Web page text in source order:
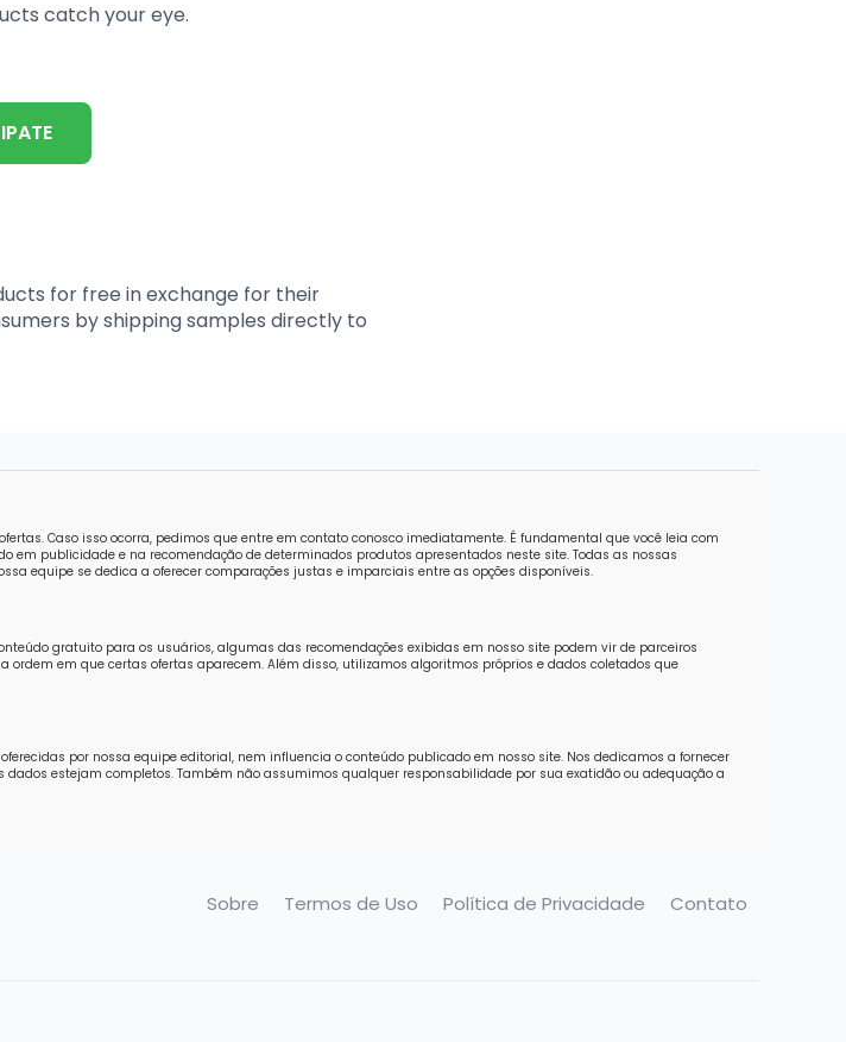
catch your eye.
for free in exchange for their
by shipping samples directly to
Caso isso ocorra, pedimos que entre em contato conosco imediatamente. É fundamental que você leia com
em publicidade e na recomendação de determinados produtos apresentados neste site. Todas as nossas
equipe se dedica a oferecer comparações justas e imparciais entre as opções disponíveis.
gratuito para os usuários, algumas das recomendações exibidas em nosso site podem vir de parceiros
em que certas ofertas aparecem. Além disso, utilizamos algoritmos próprios e dados coletados que
por nossa equipe editorial, nem influencia o conteúdo publicado em nosso site. Nos dedicamos a fornecer
estejam completos. Também não assumimos qualquer responsabilidade por sua exatidão ou adequação a
Sobre Termos de Uso Política de Privacidade Contato